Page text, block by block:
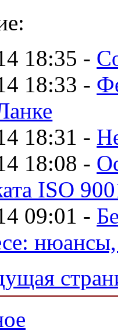
18:35 -
18:33 -
18:31 -
18:08 -
ISO
09:01 -